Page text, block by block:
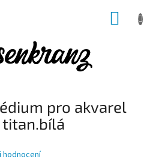
pro akvarel
titan.bílá